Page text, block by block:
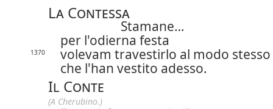
La Contessa
Stamane…
per l'odierna festa
1370
volevam travestirlo al modo stesso
che l'han vestito adesso.
Il Conte
(A Cherubino.)